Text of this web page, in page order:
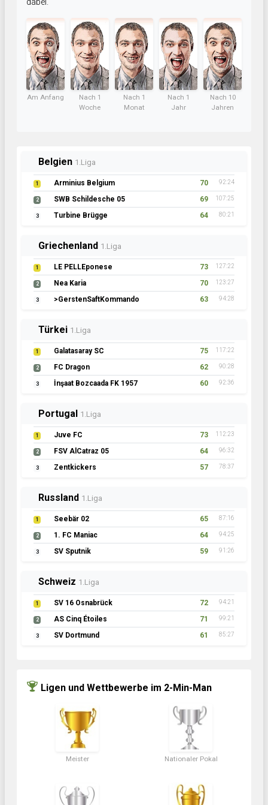
dabei.
Am Anfang
Nach 1
Woche
Nach 1
Monat
Nach 1
Jahr
Nach 10
Jahren
Belgien 1.Liga
1 Arminius Belgium 70 92:24
2 SWB Schildesche 05 69 107:25
3 Turbine Brügge 64 80:21
Griechenland 1.Liga
1 LE PELLEponese 73 127:22
2 Nea Karia 70 123:27
3 >GerstenSaftKommando 63 94:28
Türkei 1.Liga
1 Galatasaray SC 75 117:22
2 FC Dragon 62 90:28
3 İnşaat Bozcaada FK 1957 60 92:36
Portugal 1.Liga
1 Juve FC 73 112:23
2 FSV AlCatraz 05 64 96:32
3 Zentkickers 57 78:37
Russland 1.Liga
1 Seebär 02 65 87:16
2 1. FC Maniac 64 94:25
3 SV Sputnik 59 91:26
Schweiz 1.Liga
1 SV 16 Osnabrück 72 94:21
2 AS Cinq Étoiles 71 99:21
3 SV Dortmund 61 85:27
Ligen und Wettbewerbe im 2-Min-Man
Meister Nationaler Pokal